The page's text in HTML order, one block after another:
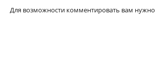
Для возможности комментировать вам нужно